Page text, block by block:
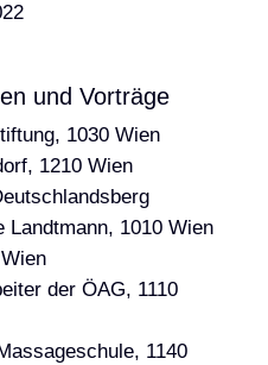
und Vorträge
1030 Wien
1210 Wien
Landtmann, 1010 Wien
der ÖAG, 1110
1140